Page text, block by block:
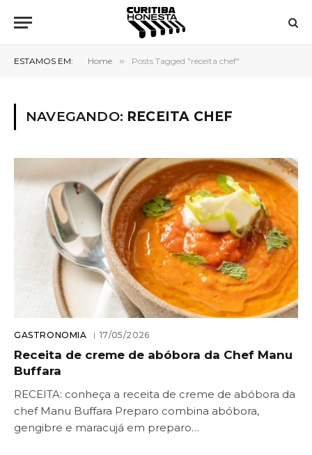
ESTAMOS EM: Home » Posts Tagged "receita chef"
NAVEGANDO: RECEITA CHEF
GASTRONOMIA 17/05/2026
Receita de creme de abóbora da Chef Manu
Buffara
RECEITA: conheça a receita de creme de abóbora da
chef Manu Buffara Preparo combina abóbora,
gengibre e maracujá em preparo…